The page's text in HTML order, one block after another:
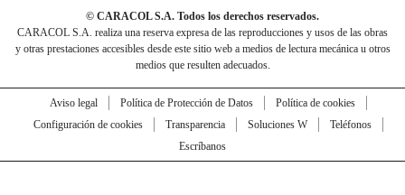
© CARACOL S.A. Todos los derechos reservados.
CARACOL S.A. realiza una reserva expresa de las reproducciones y usos de las obras
y otras prestaciones accesibles desde este sitio web a medios de lectura mecánica u otros
medios que resulten adecuados.
Aviso legal Política de Protección de Datos
Política de cookies
Configuración de cookies
Transparencia Soluciones W
Teléfonos
Escríbanos